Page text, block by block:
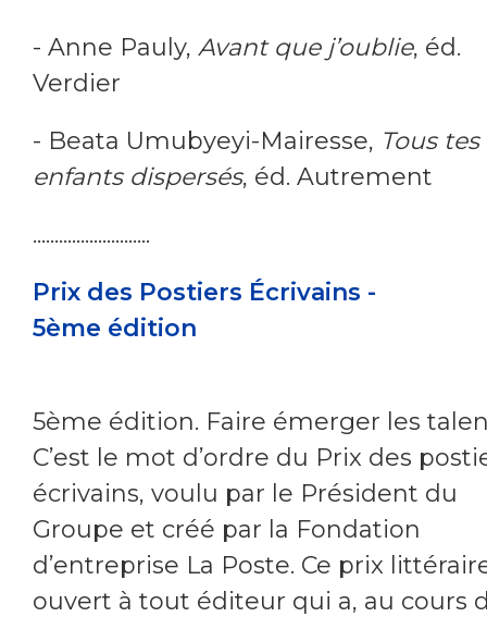
- Anne Pauly, Avant que j’oublie, éd.
Verdier
- Beata Umubyeyi-Mairesse, Tous tes
enfants dispersés, éd. Autrement
...........................
Prix des Postiers Écrivains -
5ème édition
5ème édition. Faire émerger les
C’est le mot d’ordre du Prix des
écrivains, voulu par le Président du
Groupe et créé par la Fondation
d’entreprise La Poste. Ce prix
ouvert à tout éditeur qui a, au cours